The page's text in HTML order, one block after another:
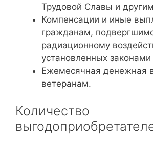
Трудовой Славы и
Компенсации и иные
гражданам,
радиационному
установленных законами
Ежемесячная денежная
ветеранам.
Количество